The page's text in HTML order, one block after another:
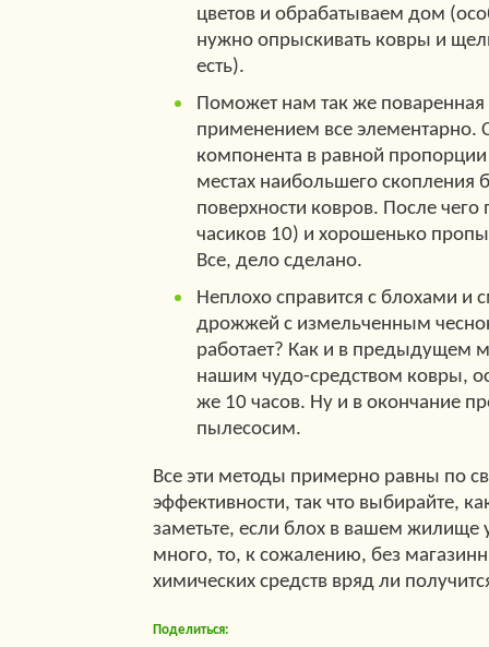
цветов и обрабатываем дом
нужно опрыскивать ковры и
есть).
Поможет нам так же поваренная
применением все элементарно.
компонента в равной пропорции
местах наибольшего скопления
поверхности ковров. После
часиков 10) и хорошенько
Все, дело сделано.
Неплохо справится с блохами и
дрожжей с измельченным
работает? Как и в предыдущем
нашим чудо-средством ковры,
же 10 часов. Ну и в окончание
пылесосим.
Все эти методы примерно равны по
эффективности, так что выбирайте,
заметьте, если блох в вашем
много, то, к сожалению, без
химических средств вряд ли
Поделиться: